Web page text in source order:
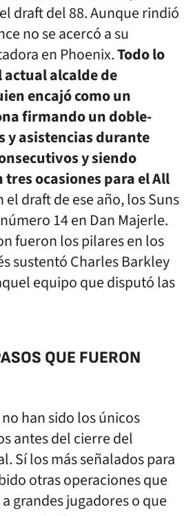
draft del 88. Aunque rindió
no se acercó a su
en Phoenix.Todo lo
alcalde de
encajó como un
firmando un doble-
y asistencias durante
y siendo
tres ocasiones para el All
el draft de ese año, los Suns
14 en Dan Majerle.
fueron los pilares en los
sustentó Charles Barkley
equipo que disputó las
QUE FUERON
han sido los únicos
antes del cierre del
Sí los más señalados para
otras operaciones que
grandes jugadores o que